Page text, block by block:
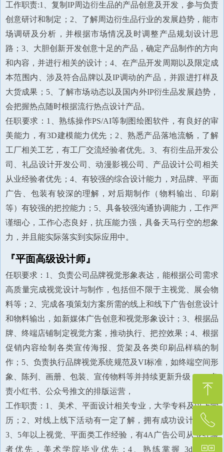
工作职责:1、复制IP周边衍生品的产品创意及开发，参与负责
创意研讨和制定；2、了解周边衍生品行业的发展趋势，能市
场调研及分析，并根据市场情况及时调整产品规划设计思
路；3、大胆创新开发创意十足的产品，确定产品制作的方向
和内容，并进行相关的设计；4、在产品开发周期以及限定成
本范围内、涉及符合品牌以及IP调动的产品，并跟进打样及
大货成果；5、了解市场动态以及国内外IP衍生品发展趋势，
会把握热点随时根据流行热点设计产品。
任职要求：1、熟练操作PS/AI等制图绘图软件，有良好的审
美能力，有3D建模能力优先；2、熟悉产品落地流畅，了解
工厂相关工艺，有工厂交流经验者优先。3、有衍生品开发公
司、礼品设计开发公司、动漫影视公司、产品设计公司相关
从业经验者优先；4、有较强的综合设计能力，对品牌、平面
广告、包装有较深的理解，对后期制作（物料输出、印刷
等）有较强的把控能力；5、具备较强沟通协调能力，工作严
谨细心，工作心态良好，抗压能力强，具备天马行空的想象
力，并且能实际落实到实际应用中。
『平面高级设计师』
任职要求：1、负责公司品牌视觉形象表达，能根据公司需求
高质量完成视觉设计与制作，包括但不限于主视觉、展会物
料等；2、完成各项策划方案所需的线上和线下广告创意设计
和物料输出，如新媒体广告创意和视觉形象设计；3、根据品
牌、终端店铺制定视觉方案，推动执行、把控效果；4、根据
促销内容绘制各类宣传海报、货架及各类印刷品样稿的制
作；5、负责执行品牌视觉系统规范及VI标准，如终端空间形
象、陈列、画册、包装、宣传物料等并持续更新升级；6、负
责小红书、公众号推文的排版运营，
工作职责：1、美术、平面设计相关专业，大学专科及以上学
历；2、对线上线下活动有一定了解，拥有成功设计案例；
3、5年以上视觉、平面类工作经验，有4A广告公司从业经验
者优先，美术学院毕业优先；4、熟练掌握 3dsmax、
ꁸ
回到顶部
ꂅ
400-001-8887